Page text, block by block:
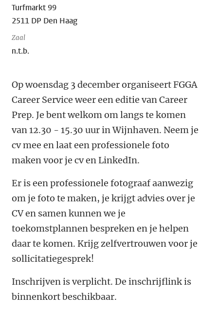
Turfmarkt 99
2511 DP Den Haag
Zaal
n.t.b.
Op woensdag 3 december organiseert FGGA
Career Service weer een editie van Career
Prep. Je bent welkom om langs te komen
van 12.30 - 15.30 uur in Wijnhaven. Neem je
cv mee en laat een professionele foto
maken voor je cv en LinkedIn.
Er is een professionele fotograaf aanwezig
om je foto te maken, je krijgt advies over je
CV en samen kunnen we je
toekomstplannen bespreken en je helpen
daar te komen. Krijg zelfvertrouwen voor je
sollicitatiegesprek!
Inschrijven is verplicht. De inschrijflink is
binnenkort beschikbaar.